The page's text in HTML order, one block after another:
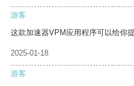
游客
这款加速器VPM应用程序可以给你
2025-01-18
游客